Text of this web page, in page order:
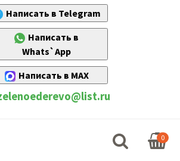
Написать в Telegram
Написать в
Whats`App
Написать в MAX
0